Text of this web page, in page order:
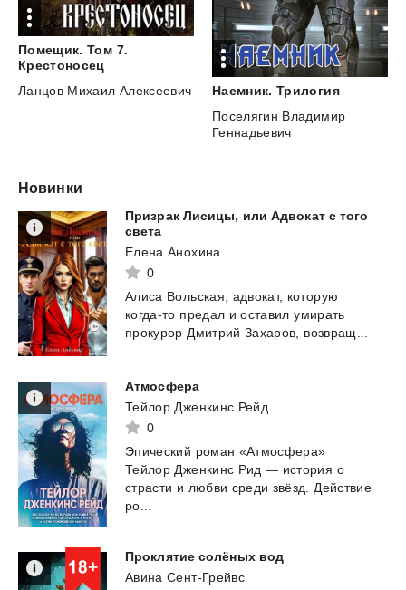
Помещик. Том 7.
Крестоносец
Ланцов Михаил Алексеевич
Наемник. Трилогия
Поселягин Владимир
Геннадьевич
Новинки
Призрак Лисицы, или Адвокат с того
света
Елена Анохина
0
Алиса Вольская, адвокат, которую
когда-то предал и оставил умирать
прокурор Дмитрий Захаров, возвращ...
Атмосфера
Тейлор Дженкинс Рейд
0
Эпический роман «Атмосфера»
Тейлор Дженкинс Рид — история о
страсти и любви среди звёзд. Действие
ро...
Проклятие солёных вод
Авина Сент-Грейвс